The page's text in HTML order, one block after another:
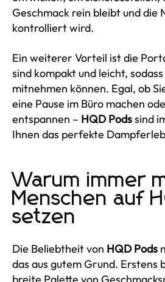
Geschmack rein bleibt und die
kontrolliert wird.
Ein weiterer Vorteil ist die
sind kompakt und leicht,
mitnehmen können. Egal, ob
eine Pause im Büro machen
entspannen – HQD Podssind
Ihnen das perfekte
Warum immer
Menschen auf
setzen
Die Beliebtheit von HQD Pods
das aus gutem Grund. Erstens